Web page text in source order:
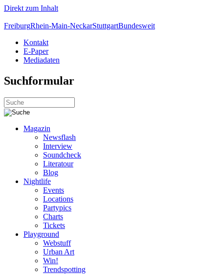
Direkt zum Inhalt
FreiburgRhein-Main-NeckarStuttgartBundesweit
Kontakt
E-Paper
Mediadaten
Suchformular
Magazin
Newsflash
Interview
Soundcheck
Literatour
Blog
Nightlife
Events
Locations
Partypics
Charts
Tickets
Playground
Webstuff
Urban Art
Win!
Trendspotting